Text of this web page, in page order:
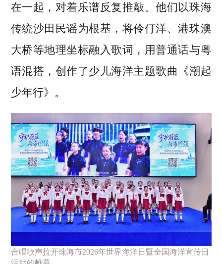
在一起，对着乐谱反复推敲。他们以珠海
传统沙田民谣为根基，将伶仃洋、港珠澳
大桥等地理坐标融入歌词，用普通话与粤
语混搭，创作了少儿海洋主题歌曲《潮起
少年行》。
合唱歌声拉开珠海市2026年世界海洋日暨全国海洋宣传日